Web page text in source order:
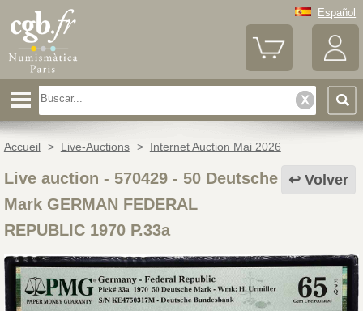
Español
Accueil > Live-Auctions > Internet Auction Mai 2026
Volver
Live auction - 570429- 50 Deutsche
Mark GERMAN FEDERAL
REPUBLIC 1970 P.33a